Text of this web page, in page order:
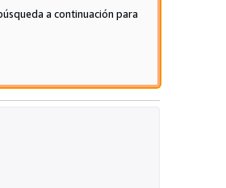
a continuación para